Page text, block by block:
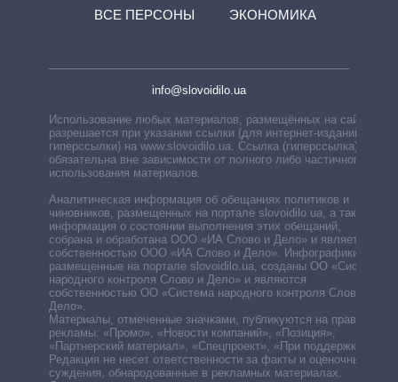
ВСЕ ПЕРСОНЫ
ЭКОНОМИКА
info@slovoidilo.ua
Использование любых материалов, размещённых на сайте,
разрешается при указании ссылки (для интернет-изданий —
гиперссылки) на www.slovoidilo.ua. Ссылка (гиперссылка)
обязательна вне зависимости от полного либо частичного
использования материалов.
Аналитическая информация об обещаниях политиков и
чиновников, размещенных на портале slovoidilo.ua, а также
информация о состоянии выполнения этих обещаний,
собрана и обработана ООО «ИА Слово и Дело» и является
собственностью ООО «ИА Слово и Дело». Инфографики,
размещенные на портале slovoidilo.ua, созданы ОО «Система
народного контроля Слово и Дело» и являются
собственностью ОО «Система народного контроля Слово и
Дело».
Материалы, отмеченные значками, публикуются на правах
рекламы: «Промо», «Новости компаний», «Позиция»,
«Партнерский материал», «Спецпроект», «При поддержке».
Редакция не несет ответственности за факты и оценочные
суждения, обнародованные в рекламных материалах.